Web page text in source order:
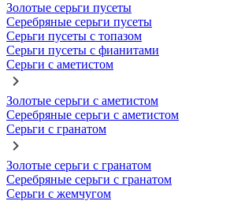
Золотые серьги пусеты
Серебряные серьги пусеты
Серьги пусеты с топазом
Серьги пусеты с фианитами
Серьги с аметистом
Золотые серьги с аметистом
Серебряные серьги с аметистом
Серьги с гранатом
Золотые серьги с гранатом
Серебряные серьги с гранатом
Серьги с жемчугом